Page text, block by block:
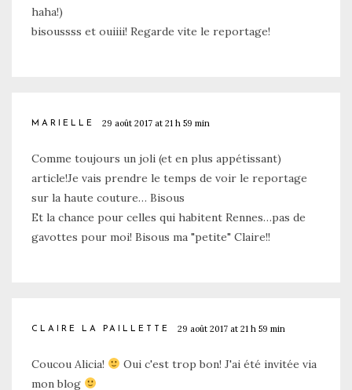
haha!)
bisoussss et ouiiii! Regarde vite le reportage!
MARIELLE 29 août 2017 at 21 h 59 min
Comme toujours un joli (et en plus appétissant)
article!Je vais prendre le temps de voir le reportage
sur la haute couture… Bisous
Et la chance pour celles qui habitent Rennes…pas de
gavottes pour moi! Bisous ma "petite" Claire!!
CLAIRE LA PAILLETTE 29 août 2017 at 21 h 59 min
Coucou Alicia!
Oui c'est trop bon! J'ai été invitée via
mon blog